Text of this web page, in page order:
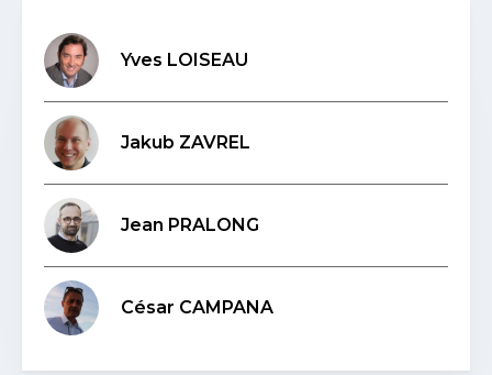
Yves LOISEAU
Jakub ZAVREL
Jean PRALONG
César CAMPANA